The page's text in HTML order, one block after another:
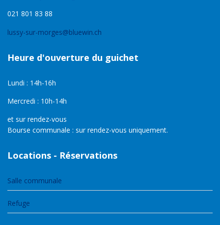
021 801 83 88
lussy-sur-morges@bluewin.ch
Heure d'ouverture du guichet
Lundi : 14h-16h
Mercredi : 10h-14h
et sur rendez-vous
Bourse communale : sur rendez-vous uniquement.
Locations - Réservations
Salle communale
Refuge